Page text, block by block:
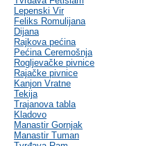
Lepenski Vir
Feliks Romulijana
Dijana
Rajkova pećina
Pećina Ceremošnja
Rogljevačke pivnice
Rajačke pivnice
Kanjon Vratne
Tekija
Trajanova tabla
Kladovo
Manastir Gornjak
Manastir Tuman